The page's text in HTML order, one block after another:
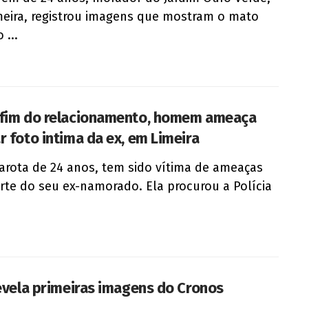
registrou imagens que mostram o mato
...
do relacionamento, homem ameaça
foto intima da ex, em Limeira
de 24 anos, tem sido vítima de ameaças
do seu ex-namorado. Ela procurou a Polícia
primeiras imagens do Cronos